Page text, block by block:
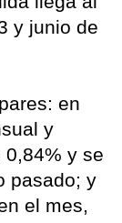
y junio de
en
y
0,84% y se
pasado; y
el mes,